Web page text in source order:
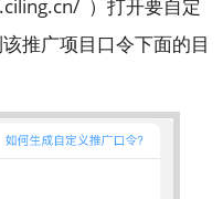
）打开要自定
推广项目口令下面的目